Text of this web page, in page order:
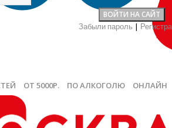
Забыли пароль
ОТ 5000Р. ПО АЛКОГОЛЮ ОНЛАЙН